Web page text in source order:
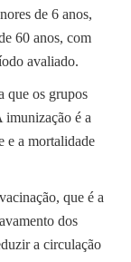
de 6 anos,
60 anos, com
avaliado.
que os grupos
imunização é a
e a mortalidade
que é a
dos
a circulação